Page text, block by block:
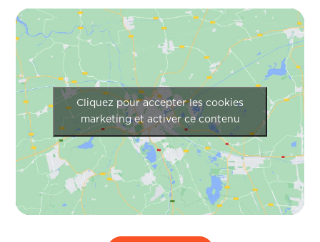
Cliquez pour accepter les cookies
marketing et activer ce contenu